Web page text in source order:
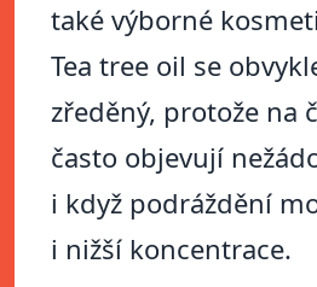
také výborné
Tea tree oil se
zředěný, protože na
často objevují
i když podráždění
i nižší koncentrace.